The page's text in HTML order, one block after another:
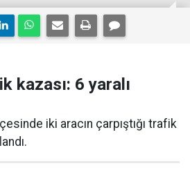
kazası: 6 yaralı
iki aracın çarpıştığı trafik